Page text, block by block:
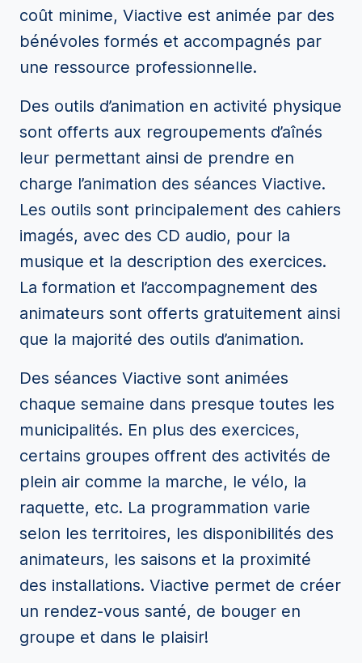
coût minime, Viactive est animée par des
bénévoles formés et accompagnés par
une ressource professionnelle.
Des outils d’animation en activité physique
sont offerts aux regroupements d’aînés
leur permettant ainsi de prendre en
charge l’animation des séances Viactive.
Les outils sont principalement des cahiers
imagés, avec des CD audio, pour la
musique et la description des exercices.
La formation et l’accompagnement des
animateurs sont offerts gratuitement ainsi
que la majorité des outils d’animation.
Des séances Viactive sont animées
chaque semaine dans presque toutes les
municipalités. En plus des exercices,
certains groupes offrent des activités de
plein air comme la marche, le vélo, la
raquette, etc. La programmation varie
selon les territoires, les disponibilités des
animateurs, les saisons et la proximité
des installations. Viactive permet de créer
un rendez-vous santé, de bouger en
groupe et dans le plaisir!